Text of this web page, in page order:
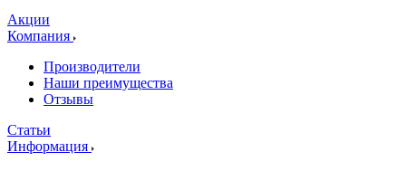
Акции
Компания
Производители
Наши преимущества
Отзывы
Статьи
Информация